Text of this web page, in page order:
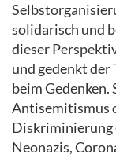
solidarisch und
dieser
und gedenkt der
beim Gedenken.
Antisemitismus
Diskriminierung
Neonazis,